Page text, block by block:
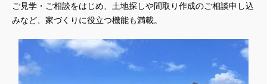
ご見学・ご相談をはじめ、土地探しや間取り作成のご相談申し込
みなど、家づくりに役立つ機能も満載。